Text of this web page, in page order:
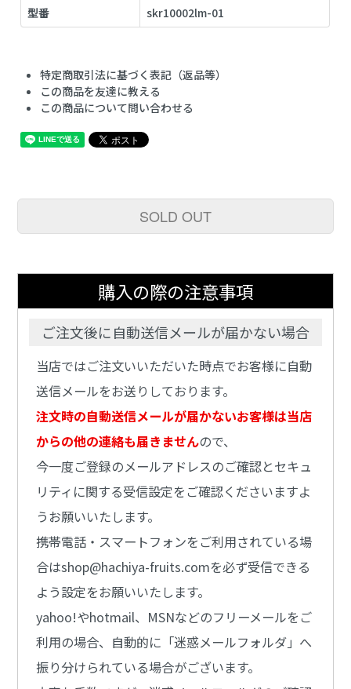
型番 skr10002lm-01
特定商取引法に基づく表記（返品等）
この商品を友達に教える
この商品について問い合わせる
SOLD OUT
購入の際の注意事項
ご注文後に自動送信メールが届かない場合
当店ではご注文いいただいた時点でお客様に自動
送信メールをお送りしております。
注文時の自動送信メールが届かないお客様は当店
からの他の連絡も届きませんので、
今一度ご登録のメールアドレスのご確認とセキュ
リティに関する受信設定をご確認くださいますよ
うお願いいたします。
携帯電話・スマートフォンをご利用されている場
合はshop@hachiya-fruits.comを必ず受信できる
よう設定をお願いいたします。
yahoo!やhotmail、MSNなどのフリーメールをご
利用の場合、自動的に「迷惑メールフォルダ」へ
振り分けられている場合がございます。